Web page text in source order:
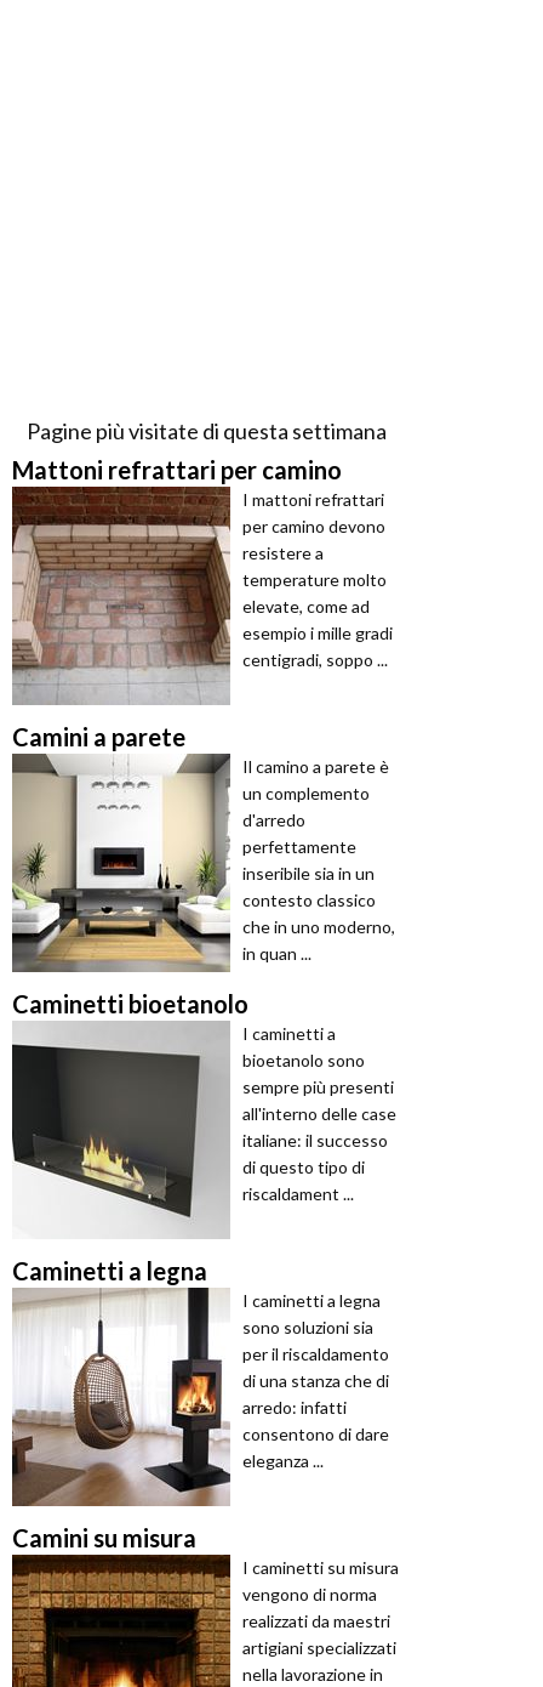
Pagine più visitate di questa settimana
Mattoni refrattari per camino
I mattoni refrattari
per camino devono
resistere a
temperature molto
elevate, come ad
esempio i mille gradi
centigradi, soppo ...
Camini a parete
Il camino a parete è
un complemento
d'arredo
perfettamente
inseribile sia in un
contesto classico
che in uno moderno,
in quan ...
Caminetti bioetanolo
I caminetti a
bioetanolo sono
sempre più presenti
all'interno delle case
italiane: il successo
di questo tipo di
riscaldament ...
Caminetti a legna
I caminetti a legna
sono soluzioni sia
per il riscaldamento
di una stanza che di
arredo: infatti
consentono di dare
eleganza ...
Camini su misura
I caminetti su misura
vengono di norma
realizzati da maestri
artigiani specializzati
nella lavorazione in